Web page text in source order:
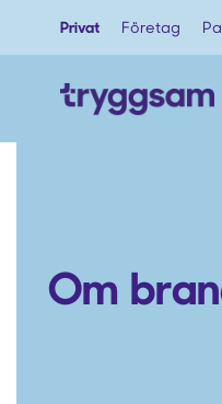
Privat Företag
Om